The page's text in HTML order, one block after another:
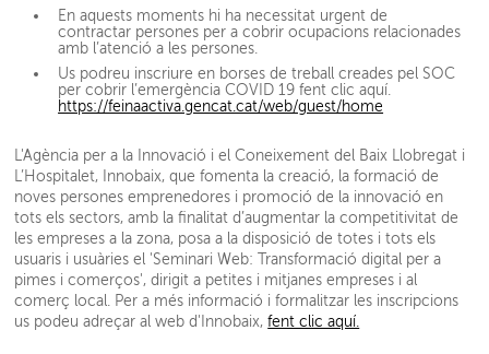
En aquests moments hi ha necessitat urgent de
contractar persones per a cobrir ocupacions relacionades
amb l’atenció a les persones.
Us podreu inscriure en borses de treball creades pel SOC
per cobrir l’emergència COVID 19 fent clic aquí.
https://feinaactiva.gencat.cat/web/guest/home
L'Agència per a la Innovació i el Coneixement del Baix Llobregat i
L’Hospitalet, Innobaix, que fomenta la creació, la formació de
noves persones emprenedores i promoció de la innovació en
tots els sectors, amb la finalitat d’augmentar la competitivitat de
les empreses a la zona, posa a la disposició de totes i tots els
usuaris i usuàries el 'Seminari Web: Transformació digital per a
pimes i comerços', dirigit a petites i mitjanes empreses i al
comerç local. Per a més informació i formalitzar les inscripcions
us podeu adreçar al web d'Innobaix,fent clic aquí.